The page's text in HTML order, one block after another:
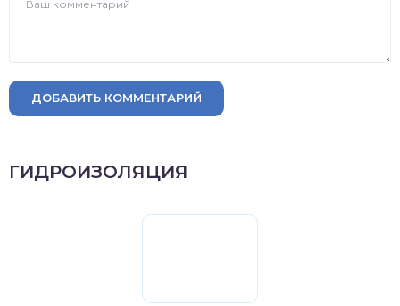
ДОБАВИТЬ КОММЕНТАРИЙ
ГИДРОИЗОЛЯЦИЯ